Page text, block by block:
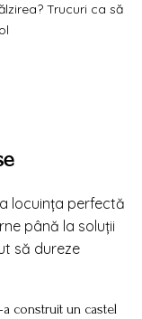
Trucuri ca să
locuința perfectă
până la soluții
să dureze
construit un castel